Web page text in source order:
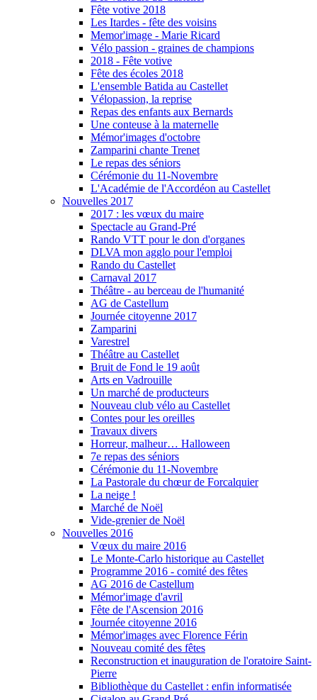
Fête votive 2018
Les Itardes - fête des voisins
Memor'image - Marie Ricard
Vélo passion - graines de champions
2018 - Fête votive
Fête des écoles 2018
L'ensemble Batida au Castellet
Vélopassion, la reprise
Repas des enfants aux Bernards
Une conteuse à la maternelle
Mémor'images d'octobre
Zamparini chante Trenet
Le repas des séniors
Cérémonie du 11-Novembre
L'Académie de l'Accordéon au Castellet
Nouvelles 2017
2017 : les vœux du maire
Spectacle au Grand-Pré
Rando VTT pour le don d'organes
DLVA mon agglo pour l'emploi
Rando du Castellet
Carnaval 2017
Théâtre - au berceau de l'humanité
AG de Castellum
Journée citoyenne 2017
Zamparini
Varestrel
Théâtre au Castellet
Bruit de Fond le 19 août
Arts en Vadrouille
Un marché de producteurs
Nouveau club vélo au Castellet
Contes pour les oreilles
Travaux divers
Horreur, malheur… Halloween
7e repas des séniors
Cérémonie du 11-Novembre
La Pastorale du chœur de Forcalquier
La neige !
Marché de Noël
Vide-grenier de Noël
Nouvelles 2016
Vœux du maire 2016
Le Monte-Carlo historique au Castellet
Programme 2016 - comité des fêtes
AG 2016 de Castellum
Mémor'image d'avril
Fête de l'Ascension 2016
Journée citoyenne 2016
Mémor'images avec Florence Férin
Nouveau comité des fêtes
Reconstruction et inauguration de l'oratoire Saint-
Pierre
Bibliothèque du Castellet : enfin informatisée